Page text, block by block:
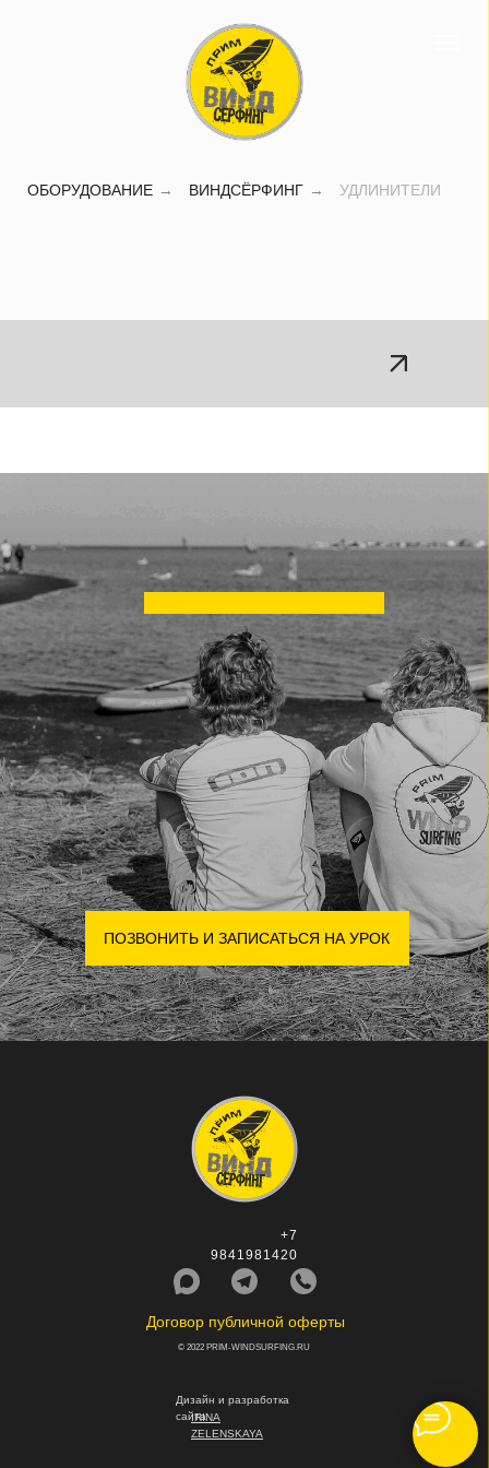
ОБОРУДОВАНИЕ → ВИНДСЁРФИНГ → УДЛИНИТЕЛИ
ПОЗВОНИТЬ И ЗАПИСАТЬСЯ НА УРОК
+7
9841981420
Договор публичной оферты
© 2022 PRIM-WINDSURFING.RU
Дизайн и разработка
сайтаIRINA
ZELENSKAYA